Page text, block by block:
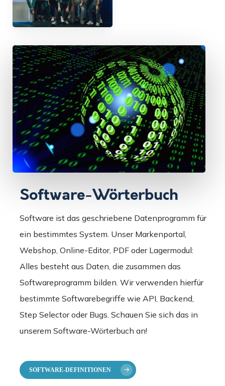
Software-Wörterbuch
Software ist das geschriebene Datenprogramm für
ein bestimmtes System. Unser Markenportal,
Webshop, Online-Editor, PDF oder Lagermodul:
Alles besteht aus Daten, die zusammen das
Softwareprogramm bilden. Wir verwenden hierfür
bestimmte Softwarebegriffe wie API, Backend,
Step Selector oder Bugs. Schauen Sie sich das in
unserem Software-Wörterbuch an!
SOFTWARE-DEFINITIONEN